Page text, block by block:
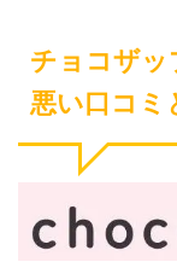
チョコザッ
悪い口コミ